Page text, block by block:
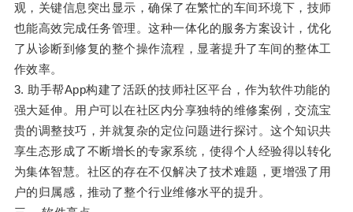
观，关键信息突出显示，确保了在繁忙的车间环境下，技师
也能高效完成任务管理。这种一体化的服务方案设计，优化
了从诊断到修复的整个操作流程，显著提升了车间的整体工
作效率。
3. 助手帮App构建了活跃的技师社区平台，作为软件功能的
强大延伸。用户可以在社区内分享独特的维修案例，交流宝
贵的调整技巧，并就复杂的定位问题进行探讨。这个知识共
享生态形成了不断增长的专家系统，使得个人经验得以转化
为集体智慧。社区的存在不仅解决了技术难题，更增强了用
户的归属感，推动了整个行业维修水平的提升。